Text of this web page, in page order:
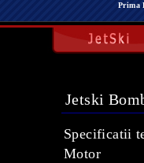
Prima
Jetski
Specificatii
Motor